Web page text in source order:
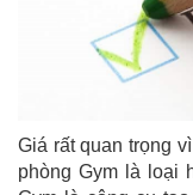
Giá rất quan trọng
phòng Gym là loại